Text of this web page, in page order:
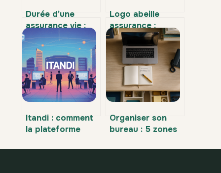
Durée d’une
assurance vie :
combien de
temps et quel
intérêt pour vous
Logo abeille
assurance :
histoire,
significations et
usages en 2026
Itandi : comment
la plateforme
l’assurance et le
Organiser son
bureau : 5 zones
pour gagner 15 %